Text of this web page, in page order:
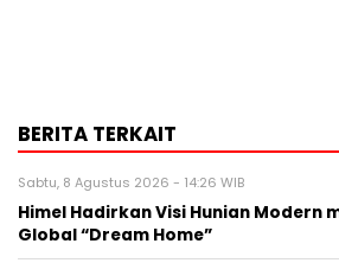
BERITA TERKAIT
Sabtu, 8 Agustus 2026 - 14:26 WIB
Himel Hadirkan Visi Hunian Modern
Global “Dream Home”